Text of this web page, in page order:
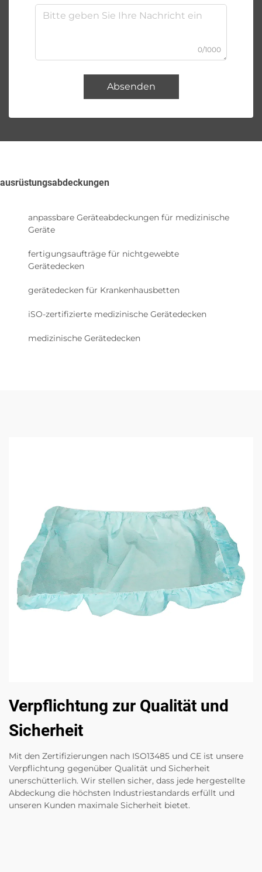
0/1000
Absenden
ausrüstungsabdeckungen
anpassbare Geräteabdeckungen für medizinische
Geräte
fertigungsaufträge für nichtgewebte
Gerätedecken
gerätedecken für Krankenhausbetten
iSO-zertifizierte medizinische Gerätedecken
medizinische Gerätedecken
Verpflichtung zur Qualität und
Sicherheit
Mit den Zertifizierungen nach ISO13485 und CE ist unsere
Verpflichtung gegenüber Qualität und Sicherheit
unerschütterlich. Wir stellen sicher, dass jede hergestellte
Abdeckung die höchsten Industriestandards erfüllt und
unseren Kunden maximale Sicherheit bietet.